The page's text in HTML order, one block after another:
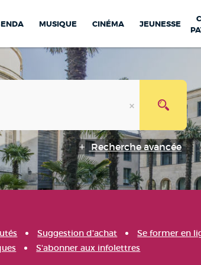
MUSIQUE CINÉMA JEUNESSE
Recherche avancée
Suggestion d'achat
Se former en
S'abonner aux infolettres